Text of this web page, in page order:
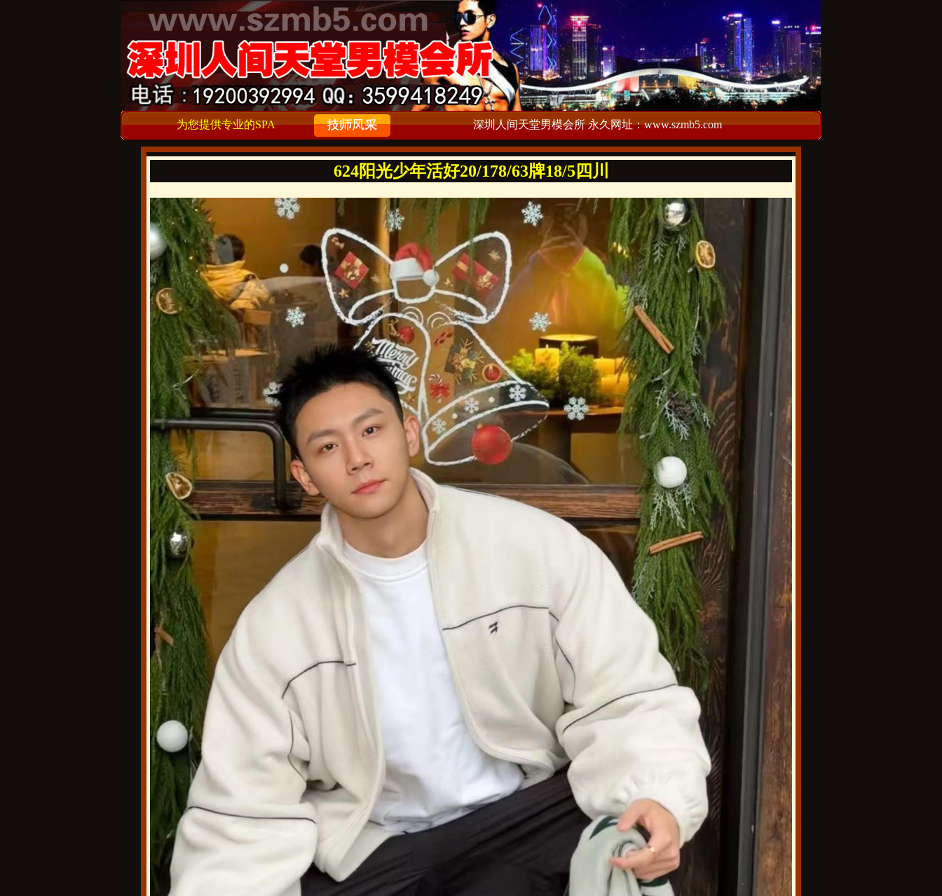
为您提供专业的SPA 深圳人间天堂男模会所 永久网址：www.szmb5.com
624阳光少年活好20/178/63牌18/5四川